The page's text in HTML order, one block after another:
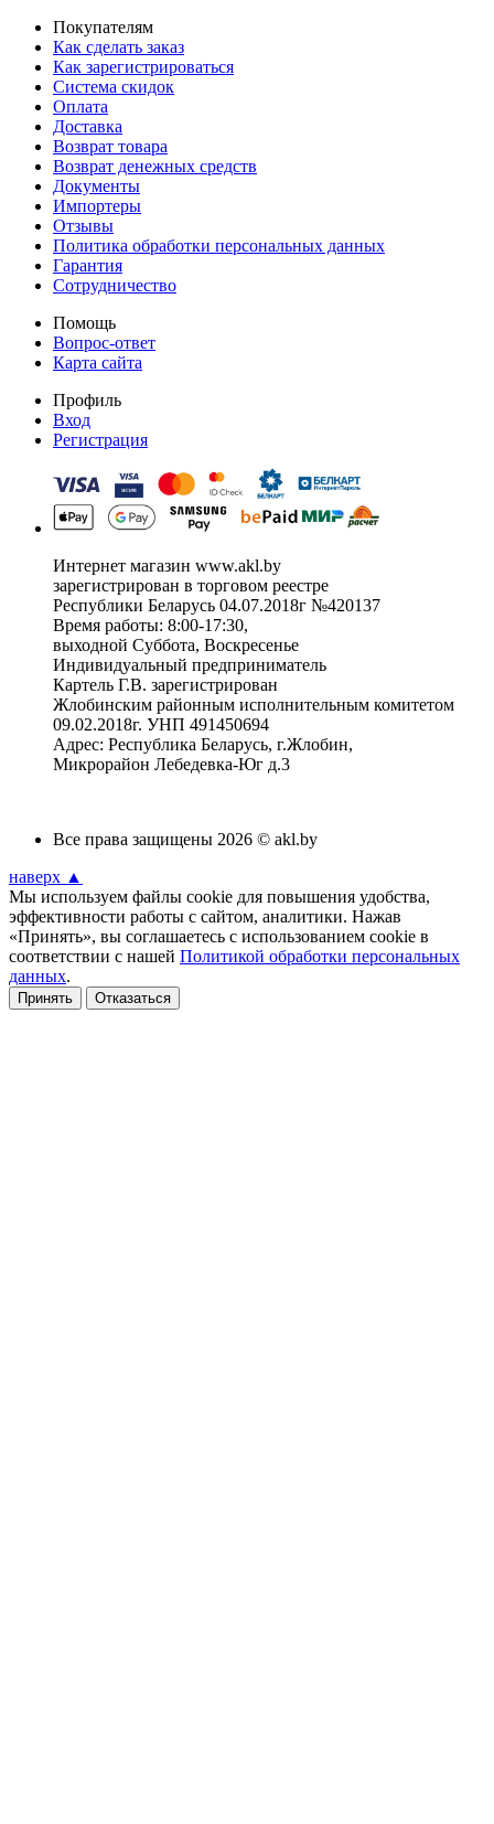
Покупателям
Как сделать заказ
Как зарегистрироваться
Система скидок
Оплата
Доставка
Возврат товара
Возврат денежных средств
Документы
Импортеры
Отзывы
Политика обработки персональных данных
Гарантия
Сотрудничество
Помощь
Вопрос-ответ
Карта сайта
Профиль
Вход
Регистрация
Интернет магазин www.akl.by
зарегистрирован в торговом реестре
Республики Беларусь 04.07.2018г №420137
Время работы: 8:00-17:30,
выходной Суббота, Воскресенье
Индивидуальный предприниматель
Картель Г.В. зарегистрирован
Жлобинским районным исполнительным комитетом
09.02.2018г. УНП 491450694
Адрес: Республика Беларусь, г.Жлобин,
Микрорайон Лебедевка-Юг д.3
Все права защищены 2026 © akl.by
наверх ▲
Мы используем файлы cookie для повышения удобства,
эффективности работы с сайтом, аналитики. Нажав
«Принять», вы соглашаетесь с использованием cookie в
соответствии с нашей Политикой обработки персональных
данных.
Принять Отказаться